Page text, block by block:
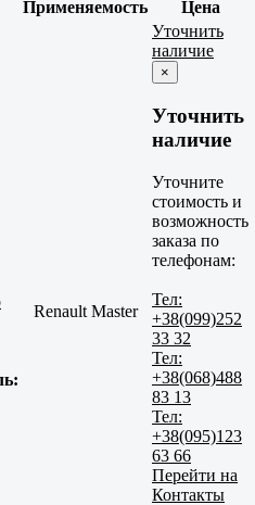
Применяемость Цена
Renault Master
Уточнить
наличие
×
Уточнить
наличие
Уточните
стоимость и
возможность
заказа по
телефонам:
Тел:
+38(099)252
33 32
Тел:
+38(068)488
83 13
Тел:
+38(095)123
63 66
Перейти на
Контакты